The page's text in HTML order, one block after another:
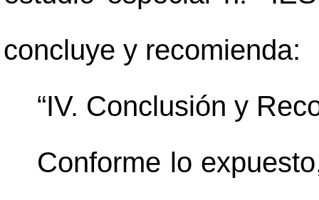
concluye y recomienda:
“IV. Conclusión y
Conforme lo